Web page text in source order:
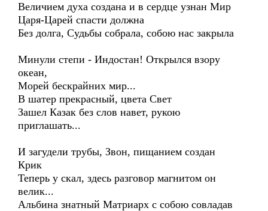
Величием духа создана и в сердце узнан Мир
Царя-Царей спасти должна
Без долга, Судьбы собрала, собою нас закрыла
Минули степи - Индостан! Открылся взору
океан,
Морей бескрайних мир...
В шатер прекрасный, цвета Свет
Зашел Казак без слов навет, рукою
приглашать...
И загудели трубы, Звон, пищанием создан
Крик
Теперь у скал, здесь разговор магнитом он
велик...
Альбина знатный Матриарх с собою совладав